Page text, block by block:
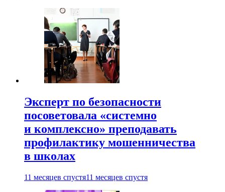
Эксперт по безопасности
посоветовала «системно
и комплексно» преподавать
профилактику мошенничества
в школах
11 месяцев спустя11 месяцев спустя